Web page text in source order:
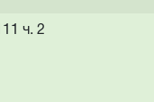
111 ч. 2